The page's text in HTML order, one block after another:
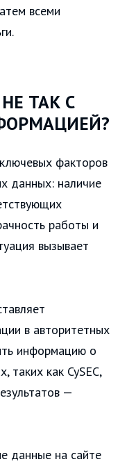
всеми
НЕ ТАК С
факторов
данных: наличие
работы и
вызывает
в авторитетных
информацию о
таких как CySEC,
—
данные на сайте